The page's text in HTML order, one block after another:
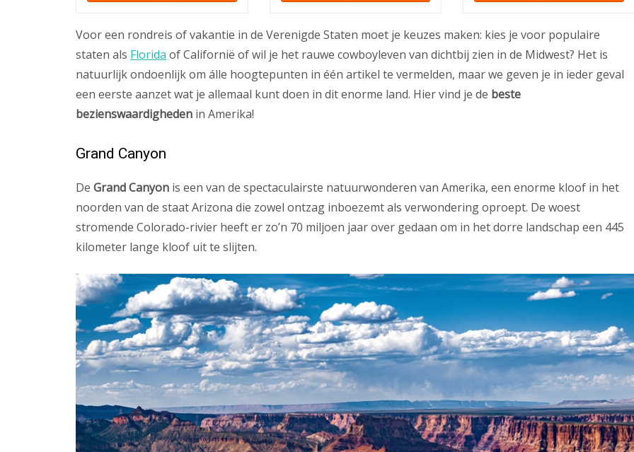
Voor een rondreis of vakantie in de Verenigde Staten moet je keuzes maken: kies je voor populaire
staten als Florida of Californië of wil je het rauwe cowboyleven van dichtbij zien in de Midwest? Het is
natuurlijk ondoenlijk om álle hoogtepunten in één artikel te vermelden, maar we geven je in ieder geval
een eerste aanzet wat je allemaal kunt doen in dit enorme land. Hier vind je de beste
bezienswaardigheden in Amerika!
Grand Canyon
De Grand Canyon is een van de spectaculairste natuurwonderen van Amerika, een enorme kloof in het
noorden van de staat Arizona die zowel ontzag inboezemt als verwondering oproept. De woest
stromende Colorado-rivier heeft er zo’n 70 miljoen jaar over gedaan om in het dorre landschap een 445
kilometer lange kloof uit te slijten.